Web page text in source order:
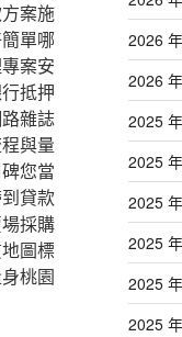
案施
單哪
案安
抵押
雜誌
與量
您當
貸款
採購
圖標
桃園
2026
2026
2025
2025
2025
2025
2025
2025